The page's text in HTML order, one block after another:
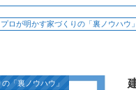
プロが明かす家づくりの「裏ノウハウ」
「裏ノウハウ」